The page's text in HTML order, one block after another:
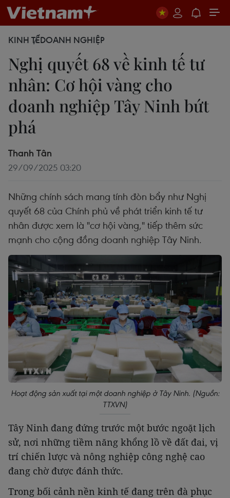
KINH TẾDOANH NGHIỆP
Nghị quyết 68 về kinh tế tư
nhân: Cơ hội vàng cho
doanh nghiệp Tây Ninh bứt
phá
Thanh Tân
29/09/2025 03:20
Những chính sách mang tính đòn bẩy như Nghị
quyết 68 của Chính phủ về phát triển kinh tế tư
nhân được xem là "cơ hội vàng," tiếp thêm sức
mạnh cho cộng đồng doanh nghiệp Tây Ninh.
Hoạt động sản xuất tại một doanh nghiệp ở Tây Ninh. (Nguồn:
TTXVN)
Tây Ninh đang đứng trước một bước ngoặt lịch
sử, nơi những tiềm năng khổng lồ về đất đai, vị
trí chiến lược và nông nghiệp công nghệ cao
đang chờ được đánh thức.
Trong bối cảnh nền kinh tế đang trên đà phục